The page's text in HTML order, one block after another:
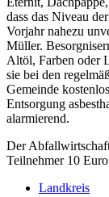
dass das Niveau
Vorjahr nahezu
Müller.
Altöl, Farben oder
sie bei den
Gemeinde
Entsorgung
alarmierend.
Der
Teilnehmer 10
Landkreis